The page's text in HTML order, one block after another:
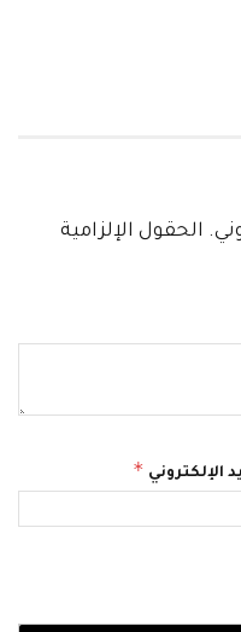
الحقول الإلزامية
الإلكتروني *